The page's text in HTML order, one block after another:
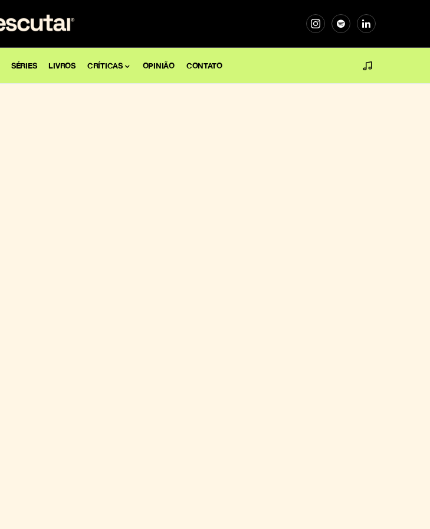
SÉRIES LIVROS CRÍTICAS OPINIÃO CONTATO